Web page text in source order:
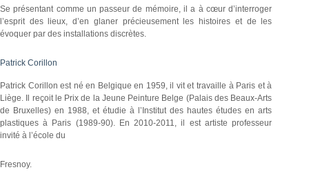
Se présentant comme un passeur de mémoire, il a à cœur d’interroger
l’esprit des lieux, d’en glaner précieusement les histoires et de les
évoquer par des installations discrètes.
Patrick Corillon
Patrick Corillon est né en Belgique en 1959, il vit et travaille à Paris et à
Liège. Il reçoit le Prix de la Jeune Peinture Belge (Palais des Beaux-Arts
de Bruxelles) en 1988, et étudie à l’Institut des hautes études en arts
plastiques à Paris (1989-90). En 2010-2011, il est artiste professeur
invité à l’école du
Fresnoy.